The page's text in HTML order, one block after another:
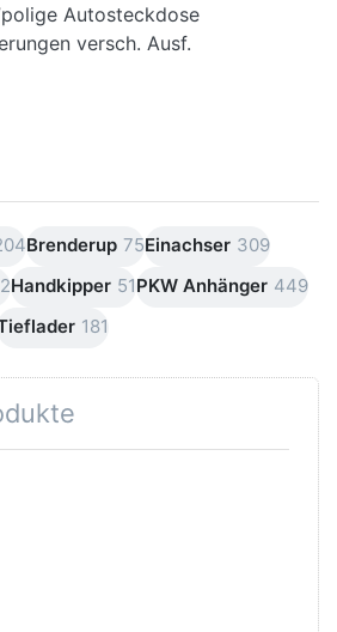
Autosteckdose
versch. Ausf.
Brenderup 75Einachser 309
2Handkipper 51PKW Anhänger 449
181